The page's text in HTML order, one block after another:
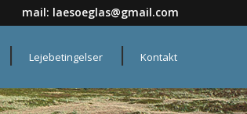
mail: laesoeglas@gmail.com
Lejebetingelser Kontakt